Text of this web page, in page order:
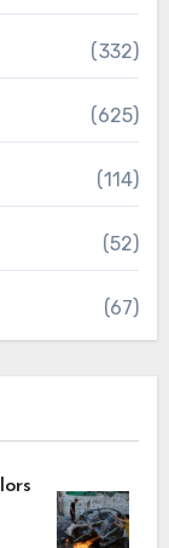
(332)
(625)
(114)
(52)
(67)